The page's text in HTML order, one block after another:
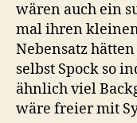
wären auch ein
mal ihren
Nebensatz
selbst Spock so
ähnlich viel
wäre freier mit